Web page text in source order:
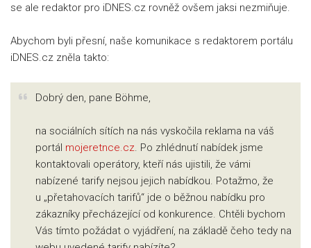
se ale redaktor pro iDNES.cz rovněž ovšem jaksi nezmiňuje.
Abychom byli přesní, naše komunikace s redaktorem portálu
iDNES.cz zněla takto:
Dobrý den, pane Böhme,
na sociálních sítích na nás vyskočila reklama na váš
portál mojeretnce.cz. Po zhlédnutí nabídek jsme
kontaktovali operátory, kteří nás ujistili, že vámi
nabízené tarify nejsou jejich nabídkou. Potažmo, že
u „přetahovacích tarifů“ jde o běžnou nabídku pro
zákazníky přecházející od konkurence. Chtěli bychom
Vás tímto požádat o vyjádření, na základě čeho tedy na